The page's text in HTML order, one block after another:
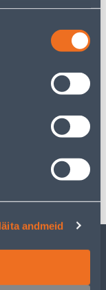
andmeid